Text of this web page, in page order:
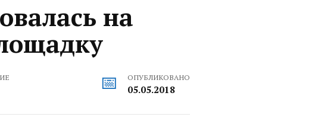
на
ОПУБЛИКОВАНО
05.05.2018